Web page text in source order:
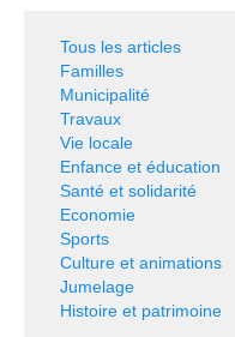
Tous les articles
Familles
Municipalité
Travaux
Vie locale
Enfance et éducation
Santé et solidarité
Economie
Sports
Culture et animations
Jumelage
Histoire et patrimoine